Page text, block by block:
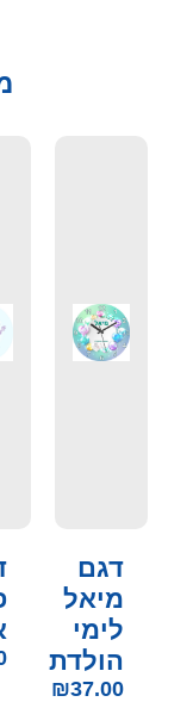
דגם
מיאל
לימי
הולדת
₪37.00